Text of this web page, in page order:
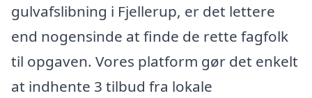
gulvafslibning i Fjellerup, er det lettere
end nogensinde at finde de rette fagfolk
til opgaven. Vores platform gør det enkelt
at indhente 3 tilbud fra lokale